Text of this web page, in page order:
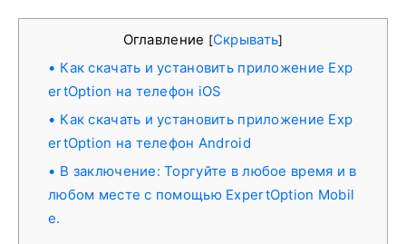
Оглавление [Скрывать]
Как скачать и установить приложение Exp
ertOption на телефон iOS
Как скачать и установить приложение Exp
ertOption на телефон Android
В заключение: Торгуйте в любое время и в
любом месте с помощью ExpertOption Mobil
e.